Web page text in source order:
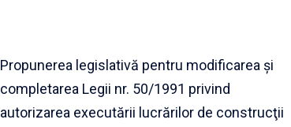
Propunerea legislativă pentru modificarea şi
completarea Legii nr. 50/1991 privind
autorizarea executării lucrărilor de construcţii